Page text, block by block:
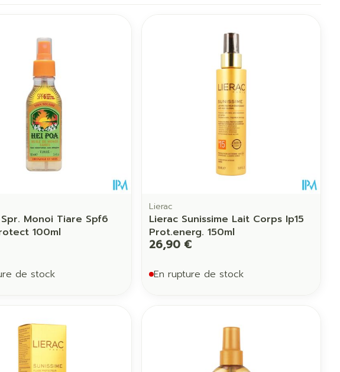
prix.
Monoi Tiare Spf6
100ml
de stock
Lierac
Lierac Sunissime Lait Corps Ip15
Prot.energ. 150ml
26,90 €
En rupture de stock